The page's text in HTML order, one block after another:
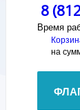
8
Время
на